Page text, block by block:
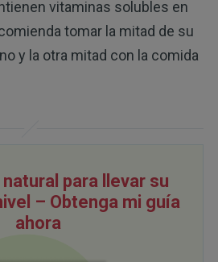
vitaminas solubles en
tomar la mitad de su
y la otra mitad con la comida
para llevar su
– Obtenga mi guía
ahora